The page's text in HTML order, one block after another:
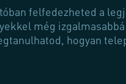
felfedezheted a
még
hogyan
szerver teljesítményét.